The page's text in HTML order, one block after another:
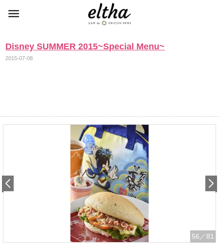
Disney SUMMER 2015~Special Menu~
2015-07-08
56 ／81